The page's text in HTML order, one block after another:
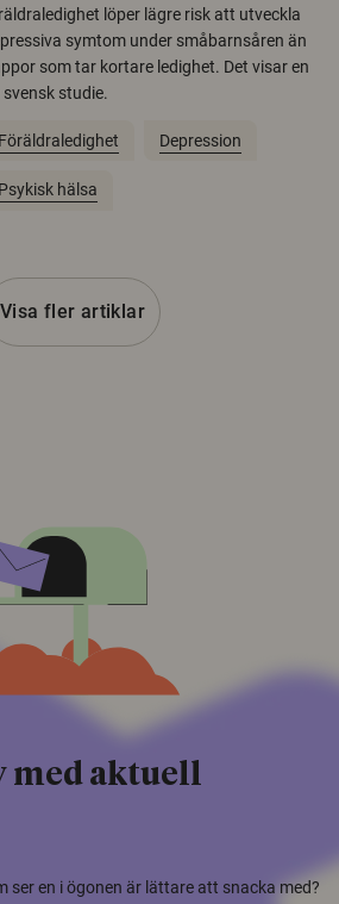
löper lägre risk att utveckla
symtom under småbarnsåren än
som tar kortare ledighet. Det visar en
svensk studie.
Föräldraledighet Depression
Psykisk hälsa
Visa fler artiklar
med aktuell
ser en i ögonen är lättare att snacka med?